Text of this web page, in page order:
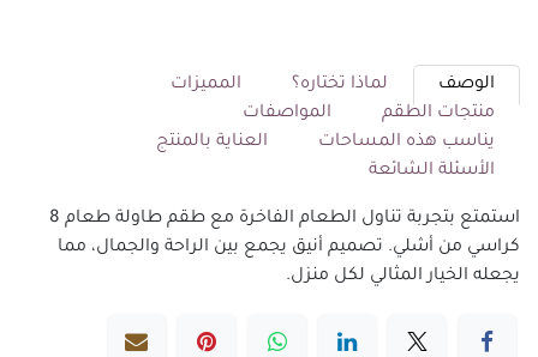
الوصف لماذا تختاره؟
المميزات
منتجات الطقم
المواصفات
يناسب هذه المساحات
العناية بالمنتج
الأسئلة الشائعة
استمتع بتجربة تناول الطعام الفاخرة مع طقم طاولة طعام 8
كراسي من أشلي. تصميم أنيق يجمع بين الراحة والجمال، مما
يجعله الخيار المثالي لكل منزل.